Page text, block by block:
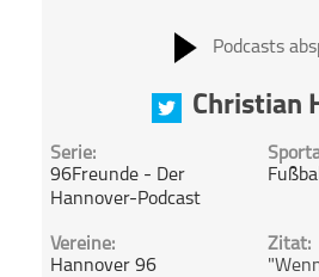
Podcasts
Christian
Serie:
96Freunde - Der
Hannover-Podcast
Vereine:
Hannover 96
Zitat: